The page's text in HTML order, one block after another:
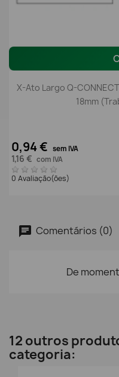
X-Ato Largo Q-
18mm
0,94 € sem IVA
1,16 € com IVA
0 Avaliação(ões)
Comentários (0)
De
12 outros
categoria: